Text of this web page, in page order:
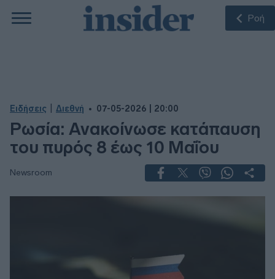
Ροή
Ειδήσεις Διεθνή 07-05-2026 | 20:00
Ρωσία: Ανακοίνωσε κατάπαυση
του πυρός 8 έως 10 Μαΐου
Newsroom